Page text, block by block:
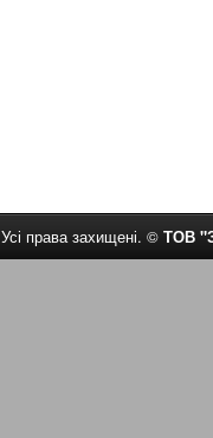
Усі права захищені. © ТОВ